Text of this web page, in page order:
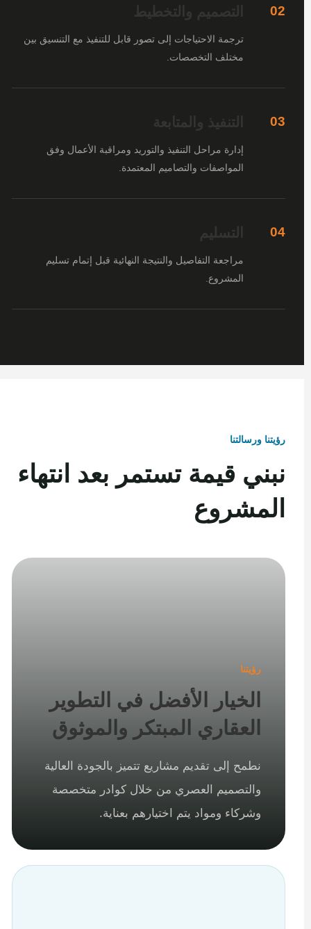
02 التصميم والتخطيط
ترجمة الاحتياجات إلى تصور قابل للتنفيذ مع التنسيق بين
مختلف التخصصات.
03 التنفيذ والمتابعة
إدارة مراحل التنفيذ والتوريد ومراقبة الأعمال وفق
المواصفات والتصاميم المعتمدة.
04 التسليم
مراجعة التفاصيل والنتيجة النهائية قبل إتمام تسليم
المشروع.
رؤيتنا ورسالتنا
نبني قيمة تستمر بعد انتهاء
المشروع
رؤيتنا
الخيار الأفضل في التطوير
العقاري المبتكر والموثوق
نطمح إلى تقديم مشاريع تتميز بالجودة العالية
والتصميم العصري من خلال كوادر متخصصة
وشركاء ومواد يتم اختيارهم بعناية.